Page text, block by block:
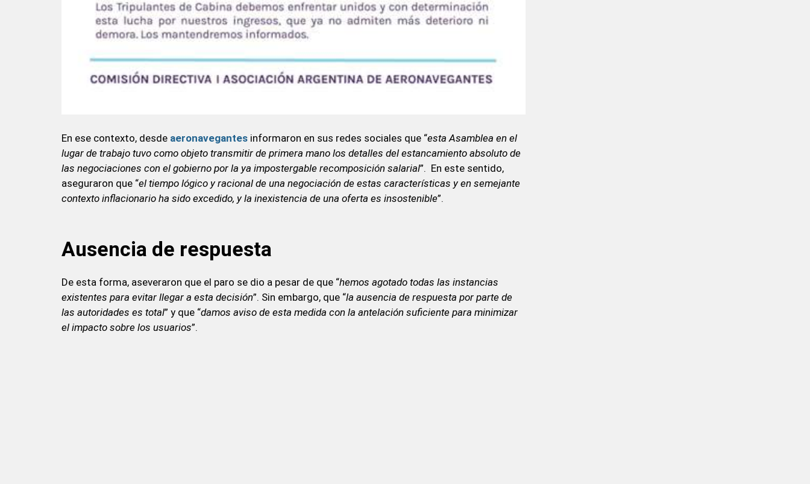
En ese contexto, desde aeronavegantes informaron en sus redes sociales que “esta Asamblea en el
lugar de trabajo tuvo como objeto transmitir de primera mano los detalles del estancamiento absoluto de
las negociaciones con el gobierno por la ya impostergable recomposición salarial”. En este sentido,
aseguraron que “el tiempo lógico y racional de una negociación de estas características y en semejante
contexto inflacionario ha sido excedido, y la inexistencia de una oferta es insostenible”.
Ausencia de respuesta
De esta forma, aseveraron que el paro se dio a pesar de que “hemos agotado todas las instancias
existentes para evitar llegar a esta decisión”. Sin embargo, que “la ausencia de respuesta por parte de
las autoridades es total” y que “damos aviso de esta medida con la antelación suficiente para minimizar
el impacto sobre los usuarios”.